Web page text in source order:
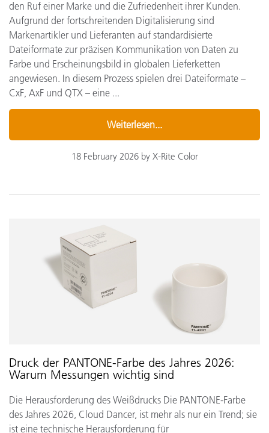
den Ruf einer Marke und die Zufriedenheit ihrer Kunden.
Aufgrund der fortschreitenden Digitalisierung sind
Markenartikler und Lieferanten auf standardisierte
Dateiformate zur präzisen Kommunikation von Daten zu
Farbe und Erscheinungsbild in globalen Lieferketten
angewiesen. In diesem Prozess spielen drei Dateiformate –
CxF, AxF und QTX – eine ...
Weiterlesen...
18 February 2026 by X-Rite Color
Druck der PANTONE-Farbe des Jahres 2026:
Warum Messungen wichtig sind
Die Herausforderung des Weißdrucks Die PANTONE-Farbe
des Jahres 2026, Cloud Dancer, ist mehr als nur ein Trend; sie
ist eine technische Herausforderung für